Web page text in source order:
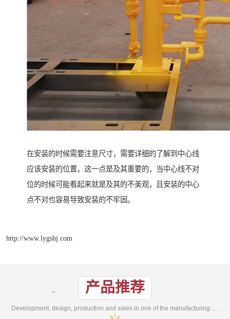
在安装的时候需要注意尺寸，需要详细的了解到中心线
应该安装的位置，这一点是及其重要的，当中心线不对
位的时候可能看起来就是及其的不美观，且安装的中心
点不对也容易导致安装的不牢固。
http://www.lygshj.com
产品推荐